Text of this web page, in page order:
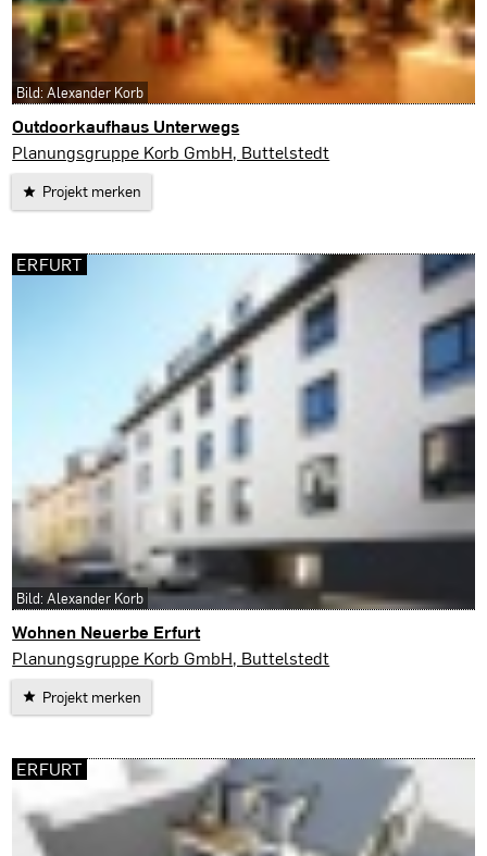
Outdoorkaufhaus Unterwegs
Erfurt
Planungsgruppe Korb GmbH, Buttelstedt
Projekt merken
Bild: Alexander Korb
Wohnen Neuerbe Erfurt
Erfurt
Planungsgruppe Korb GmbH, Buttelstedt
Projekt merken
ERFURT
Bild: Alexander Korb
ERFURT